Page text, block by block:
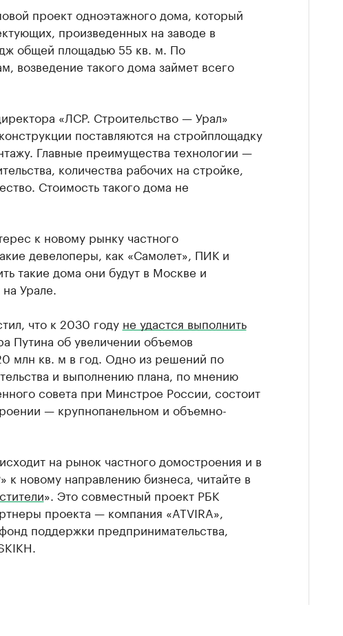
проект одноэтажного дома, который
произведенных на заводе в
общей площадью 55 кв. м. По
возведение такого дома займет всего
«ЛСР. Строительство — Урал»
поставляются на стройплощадку
Главные преимущества технологии —
количества рабочих на стройке,
Стоимость такого дома не
к новому рынку частного
девелоперы, как «Самолет», ПИК и
такие дома они будут в Москве и
Урале.
что к 2030 году не удастся выполнить
Путина об увеличении объемов
млн кв. м в год. Одно из решений по
и выполнению плана, по мнению
совета при Минстрое России, состоит
— крупнопанельном и объемно-
на рынок частного домостроения и в
новому направлению бизнеса, читайте в
». Это совместный проект РБК
проекта — компания «ATVIRA»,
поддержки предпринимательства,